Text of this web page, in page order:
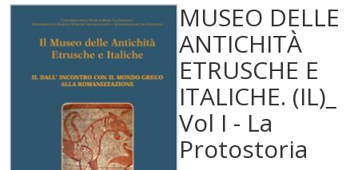
MUSEO DELLE
ANTICHITÀ
ETRUSCHE E
ITALICHE. (IL)_
Vol I - La
Protostoria